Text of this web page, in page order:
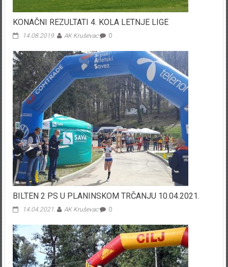
KONAČNI REZULTATI 4. KOLA LETNJE LIGE
14.08.2019. AK Kruševac 0
BILTEN 2 PS U PLANINSKOM TRČANJU 10.04.2021.
14.04.2021. AK Kruševac 0